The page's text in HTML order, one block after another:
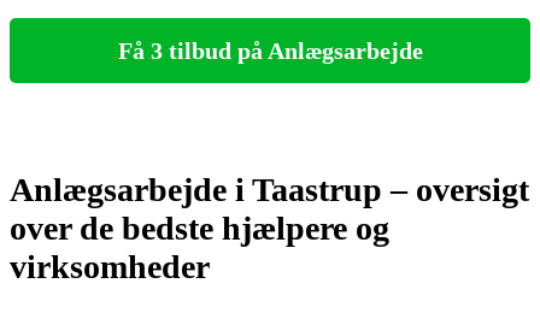
Få 3 tilbud på Anlægsarbejde
Anlægsarbejde i Taastrup – oversigt
over de bedste hjælpere og
virksomheder